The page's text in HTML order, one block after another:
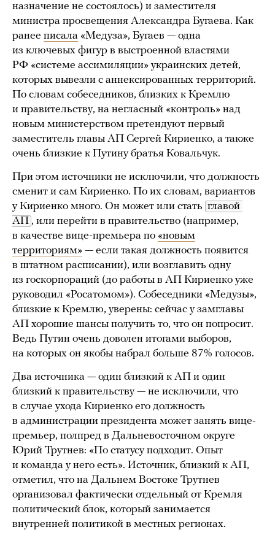
назначение не состоялось) и заместителя
министра просвещения Александра Бугаева. Как
ранее писала «Медуза», Бугаев — одна
из ключевых фигур в выстроенной властями
РФ «системе ассимиляции» украинских детей,
которых вывезли с аннексированных территорий.
По словам собеседников, близких к Кремлю
и правительству, на негласный «контроль» над
новым министерством претендуют первый
заместитель главы АП Сергей Кириенко, а также
очень близкие к Путину братья Ковальчук.
При этом источники не исключили, что должность
сменит и сам Кириенко. По их словам, вариантов
у Кириенко много. Он может или стать главой
АП , или перейти в правительство (например,
в качестве вице-премьера по «новым
территориям» — если такая должность появится
в штатном расписании), или возглавить одну
из госкорпораций (до работы в АП Кириенко уже
руководил «Росатомом»). Собеседники «Медузы»,
близкие к Кремлю, уверены: сейчас у замглавы
АП хорошие шансы получить то, что он попросит.
Ведь Путин очень доволен итогами выборов,
на которых он якобы набрал больше 87% голосов.
Два источника — один близкий к АП и один
близкий к правительству — не исключили, что
в случае ухода Кириенко его должность
в администрации президента может занять вице-
премьер, полпред в Дальневосточном округе
Юрий Трутнев: «По статусу подходит. Опыт
и команда у него есть». Источник, близкий к АП,
отметил, что на Дальнем Востоке Трутнев
организовал фактически отдельный от Кремля
политический блок, который занимается
внутренней политикой в местных регионах.